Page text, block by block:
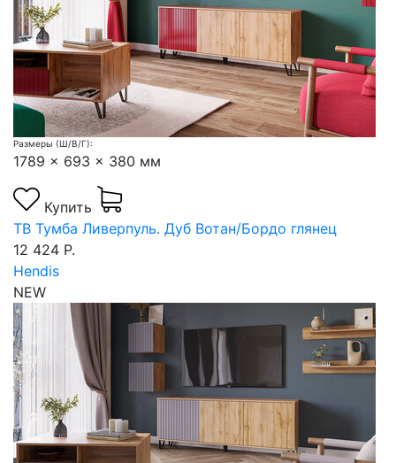
Размеры (Ш/В/Г):
1789 x 693 x 380 мм
Купить
ТВ Тумба Ливерпуль. Дуб Вотан/Бордо глянец
12 424 Р.
Hendis
NEW